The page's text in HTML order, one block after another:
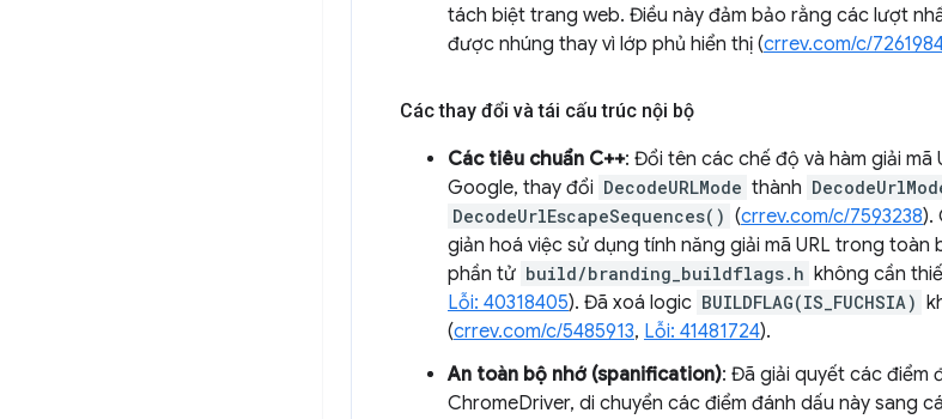
tách biệt trang web. Điều này đảm bảo rằng các lượt
được nhúng thay vì lớp phủ hiển thị (crrev.com/c/
Các thay đổi và tái cấu trúc nội bộ
Các tiêu chuẩn C++: Đổi tên các chế độ và hàm giải mã
Google, thay đổi DecodeURLMode thành
DecodeUrlEscapeSequences() (crrev.com/c/7593238).
giản hoá việc sử dụng tính năng giải mã URL trong toàn
phần tử build/branding_buildflags.h không cần
Lỗi: 40318405). Đã xoá logic BUILDFLAG(IS_FUCHSIA)
(crrev.com/c/5485913, Lỗi: 41481724).
An toàn bộ nhớ (spanification): Đã giải quyết các điểm
ChromeDriver, di chuyển các điểm đánh dấu này sang